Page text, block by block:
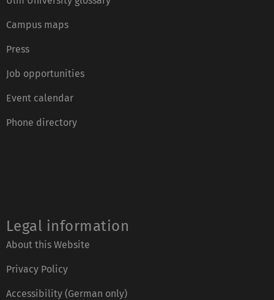
Campus maps
Press
Job opportunities
Event calendar
Phone directory
Legal information
About this Website
Privacy Policy
Accessibility (German only)